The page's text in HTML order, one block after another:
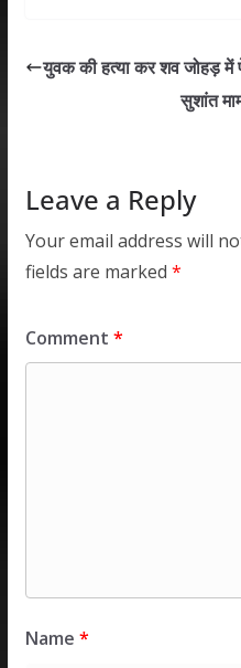
s b er e
युवक की हत्या कर शव जोहड़ में
सुशांत
Leave a Reply
Your email address will
fields are marked *
Comment *
Name *